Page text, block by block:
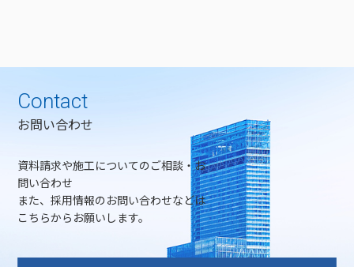
Contact
お問い合わせ
資料請求や施工についてのご相談・お
問い合わせ
また、採用情報のお問い合わせなどは
こちらからお願いします。